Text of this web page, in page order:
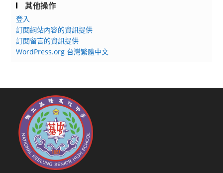
其他操作
登入
訂閱網站內容的資訊提供
訂閱留言的資訊提供
WordPress.org 台灣繁體中文